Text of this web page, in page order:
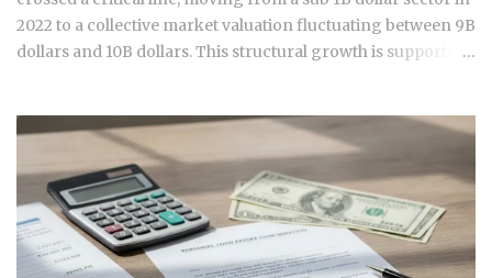
monthly payment covers principal, interest, taxes, and
insurance, a structure lende...
2022 to a collective market valuation fluctuating between 9B
dollars and 10B dollars. This structural growth is supported
stems from a fundamental bottleneck in the artificial
intelligence supply chain. Centralized hyperscalers keep tier
one hardware locked behind long waitlists, forcing
developers to look for alternative infrastructure. Distributed
networks have adapted by absorbing idle hardware globally,
positioning themselves as destinations for machine